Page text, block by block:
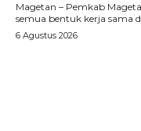
Magetan – Pemkab
semua bentuk kerja sama
6 Agustus 2026